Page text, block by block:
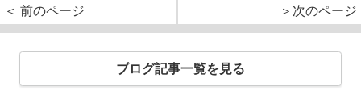
＜ 前のページ
＞次のページ
ブログ記事一覧を見る